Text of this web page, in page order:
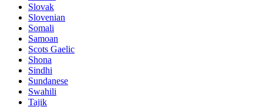
Slovak
Slovenian
Somali
Samoan
Scots Gaelic
Shona
Sindhi
Sundanese
Swahili
Tajik